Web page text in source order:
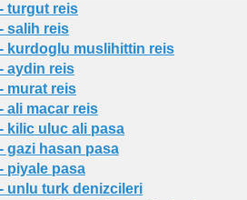
turgut reis
salih reis
kurdoglu muslihittin reis
aydin reis
murat reis
ali macar reis
kilic uluc ali pasa
gazi hasan pasa
piyale pasa
unlu turk denizcileri